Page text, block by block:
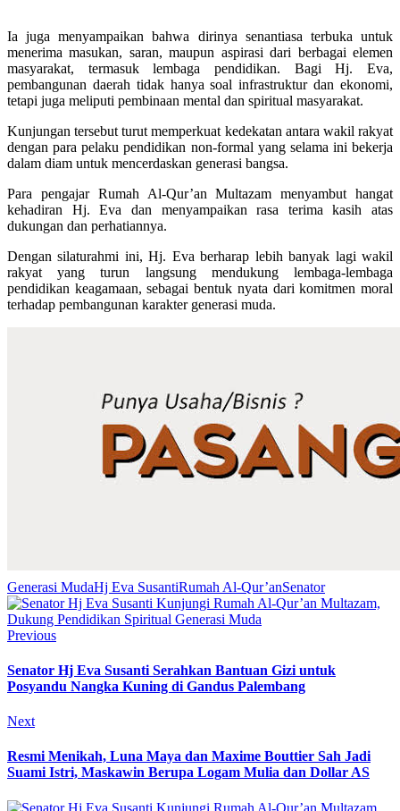
Ia juga menyampaikan bahwa dirinya senantiasa terbuka untuk
menerima masukan, saran, maupun aspirasi dari berbagai elemen
masyarakat, termasuk lembaga pendidikan. Bagi Hj. Eva,
pembangunan daerah tidak hanya soal infrastruktur dan ekonomi,
tetapi juga meliputi pembinaan mental dan spiritual masyarakat.
Kunjungan tersebut turut memperkuat kedekatan antara wakil rakyat
dengan para pelaku pendidikan non-formal yang selama ini bekerja
dalam diam untuk mencerdaskan generasi bangsa.
Para pengajar Rumah Al-Qur’an Multazam menyambut hangat
kehadiran Hj. Eva dan menyampaikan rasa terima kasih atas
dukungan dan perhatiannya.
Dengan silaturahmi ini, Hj. Eva berharap lebih banyak lagi wakil
rakyat yang turun langsung mendukung lembaga-lembaga
pendidikan keagamaan, sebagai bentuk nyata dari komitmen moral
terhadap pembangunan karakter generasi muda.
Generasi MudaHj Eva SusantiRumah Al-Qur’anSenator
Previous
Senator Hj Eva Susanti Serahkan Bantuan Gizi untuk
Posyandu Nangka Kuning di Gandus Palembang
Next
Resmi Menikah, Luna Maya dan Maxime Bouttier Sah Jadi
Suami Istri, Maskawin Berupa Logam Mulia dan Dollar AS